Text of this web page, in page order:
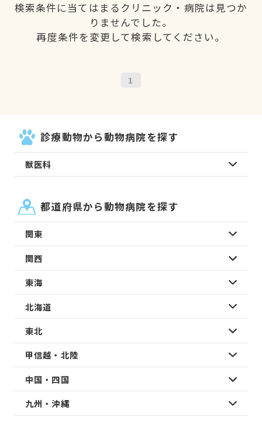
検索条件に当てはまるクリニック・病院は見つか
りませんでした。
再度条件を変更して検索してください。
1
診療動物から動物病院を探す
獣医科
都道府県から動物病院を探す
関東
関西
東海
北海道
東北
甲信越・北陸
中国・四国
九州・沖縄